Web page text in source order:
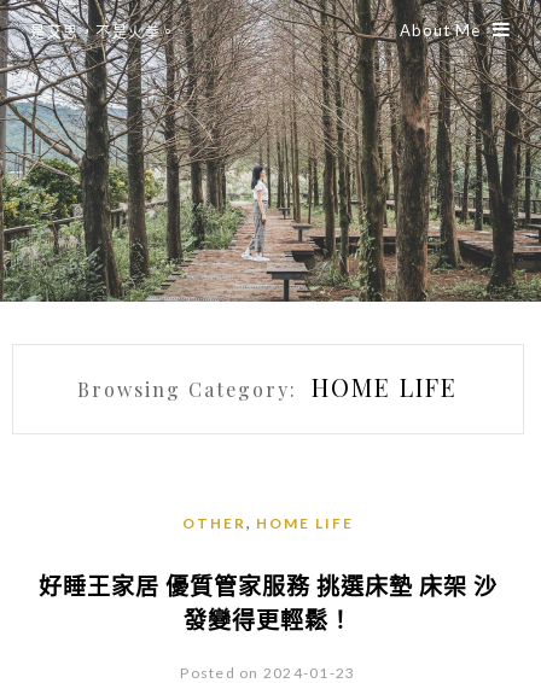
是艾思，不是火拳。 About Me
Browsing Category: HOME LIFE
OTHER, HOME LIFE
好睡王家居 優質管家服務 挑選床墊 床架 沙
發變得更輕鬆！
Posted on 2024-01-23